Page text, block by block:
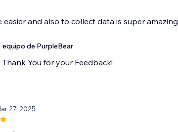
easier and also to collect data is super amazing
equipo de PurpleBear
Thank You for your Feedback!
27, 2025